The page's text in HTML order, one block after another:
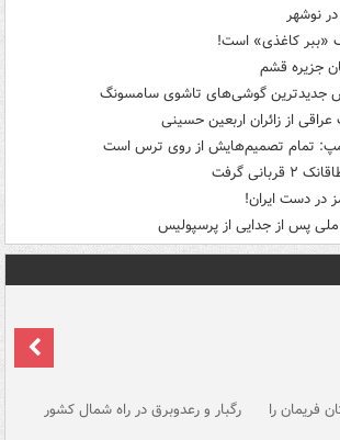
نوشهر
«ببر کاغذی» است!
جزیره قشم
جدیدترین گوشی‌های تاشوی سامسونگ
از زائران اربعین حسینی
تمام تصمیم‌هایش از روی ترس است
گرفت
در دست ایران!
پس از جدایی از پرسپولیس
فریمان را رگبار و رعدوبرق در راه شمال کشور